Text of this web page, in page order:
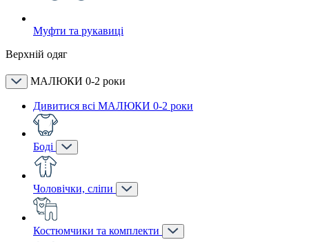
Муфти та рукавиці
Верхній одяг
МАЛЮКИ 0-2 роки
Дивитися всі МАЛЮКИ 0-2 роки
Боді
Чоловічки, сліпи
Костюмчики та комплекти